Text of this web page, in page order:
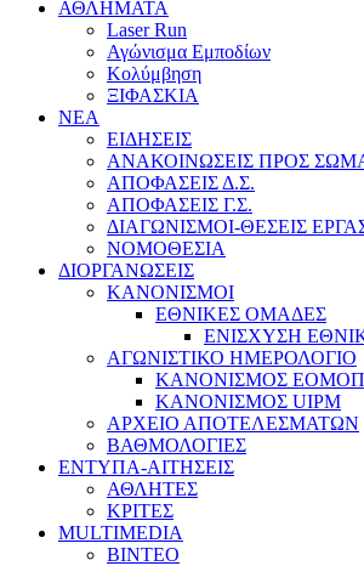
ΑΘΛΗΜΑΤΑ
Laser Run
Αγώνισμα Εμποδίων
Κολύμβηση
ΞΙΦΑΣΚΙΑ
NEA
ΕΙΔΗΣΕΙΣ
ΑΝΑΚΟΙΝΩΣΕΙΣ ΠΡΟΣ
ΑΠΟΦΑΣΕΙΣ Δ.Σ.
ΑΠΟΦΑΣΕΙΣ Γ.Σ.
ΔΙΑΓΩΝΙΣΜΟΙ-ΘΕΣΕΙΣ
ΝΟΜΟΘΕΣΙΑ
ΔΙΟΡΓΑΝΩΣΕΙΣ
ΚΑΝΟΝΙΣΜΟΙ
ΕΘΝΙΚΕΣ ΟΜΑΔΕΣ
ΕΝΙΣΧΥΣΗ
ΑΓΩΝΙΣΤΙΚΟ ΗΜΕΡΟΛΟΓΙΟ
ΚΑΝΟΝΙΣΜΟΣ ΕΟΜΟΠ
ΚΑΝΟΝΙΣΜΟΣ UIPM
ΑΡΧΕΙΟ ΑΠΟΤΕΛΕΣΜΑΤΩΝ
ΒΑΘΜΟΛΟΓΙΕΣ
ΕΝΤΥΠΑ-ΑΙΤΗΣΕΙΣ
ΑΘΛΗΤΕΣ
ΚΡΙΤΕΣ
MULTIMEDIA
ΒΙΝΤΕΟ